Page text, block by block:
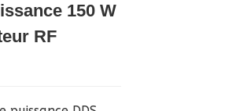
150 W
RF